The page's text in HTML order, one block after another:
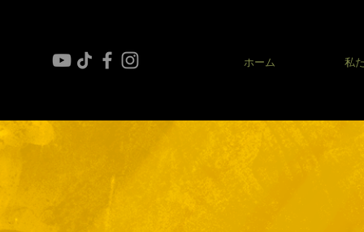
ホーム 私